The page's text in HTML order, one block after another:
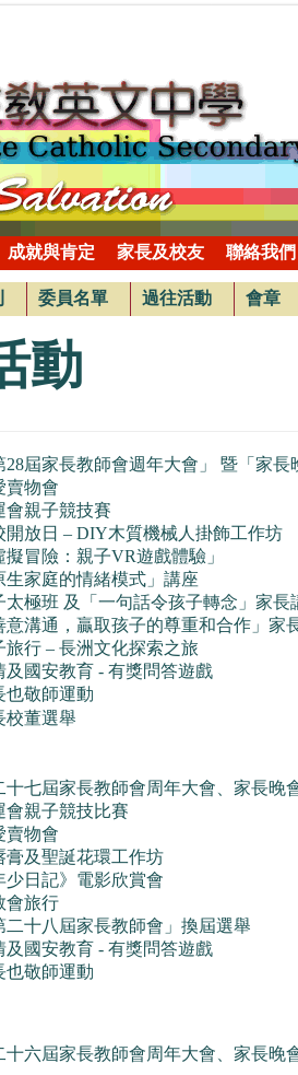
成就與肯定 家長及校友 聯絡我們
委員名單 過往活動 會章
動
28屆家長教師會週年大會」 暨「家長
賣物會
會親子競技賽
開放日 – DIY木質機械人掛飾工作坊
擬冒險：親子VR遊戲體驗」
生家庭的情緒模式」講座
太極班 及「一句話令孩子轉念」家長
意溝通，贏取孩子的尊重和合作」
旅行 – 長洲文化探索之旅
及國安教育 - 有獎問答遊戲
也敬師運動
校董選舉
十七屆家長教師會周年大會、家長晚
會親子競技比賽
賣物會
膏及聖誕花環工作坊
少日記》電影欣賞會
會旅行
二十八屆家長教師會」換屆選舉
及國安教育 - 有獎問答遊戲
也敬師運動
十六屆家長教師會周年大會、家長晚